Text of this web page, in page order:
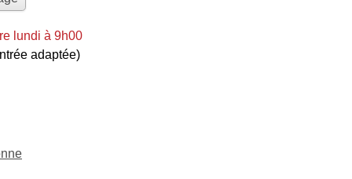
lundi à 9h00
adaptée)